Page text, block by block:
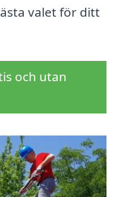
valet för ditt
och utan